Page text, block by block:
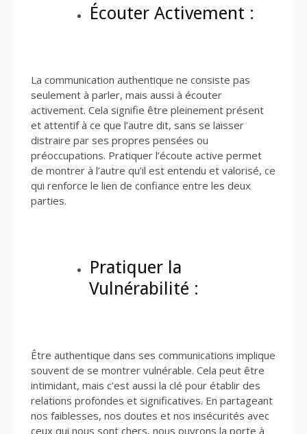
Écouter Activement :
La communication authentique ne consiste pas
seulement à parler, mais aussi à écouter
activement. Cela signifie être pleinement présent
et attentif à ce que l’autre dit, sans se laisser
distraire par ses propres pensées ou
préoccupations. Pratiquer l’écoute active permet
de montrer à l’autre qu’il est entendu et valorisé, ce
qui renforce le lien de confiance entre les deux
parties.
Pratiquer la
Vulnérabilité :
Être authentique dans ses communications implique
souvent de se montrer vulnérable. Cela peut être
intimidant, mais c’est aussi la clé pour établir des
relations profondes et significatives. En partageant
nos faiblesses, nos doutes et nos insécurités avec
ceux qui nous sont chers, nous ouvrons la porte à